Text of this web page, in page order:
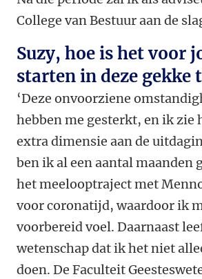
College van Bestuur aan de
Suzy, hoe is het voor
starten in deze gekke
‘Deze onvoorziene
hebben me gesterkt, en ik zie
extra dimensie aan de
ben ik al een aantal maanden
het meelooptraject met
voor coronatijd, waardoor ik
voorbereid voel. Daarnaast
wetenschap dat ik het niet
doen. De Faculteit